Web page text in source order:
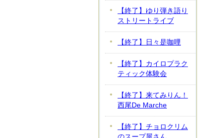
【終了】ゆり弾き語り
ストリートライブ
【終了】日々是咖哩
【終了】カイロプラク
ティック体験会
【終了】来てみりん！
西尾De Marche
【終了】チョロクリム